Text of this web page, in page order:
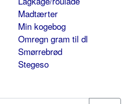
Madtærter
Min kogebog
Omregn gram til dl
Smørrebrød
Stegeso